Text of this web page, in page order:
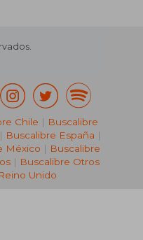
Chile | Buscalibre
| Buscalibre España |
México | Buscalibre
| Buscalibre Otros
Unido